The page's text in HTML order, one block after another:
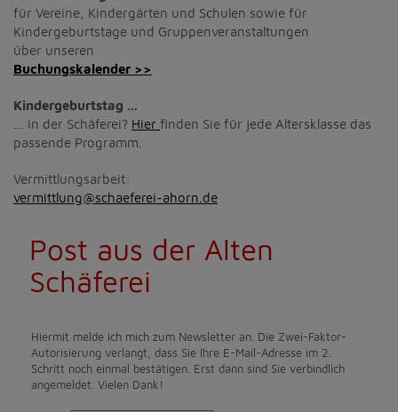
für Vereine, Kindergärten und Schulen sowie für
Kindergeburtstage und Gruppenveranstaltungen
über unseren
Buchungskalender >>
Kindergeburtstag ...
... in der Schäferei? Hier finden Sie für jede Altersklasse das
passende Programm.
Vermittlungsarbeit:
vermittlung@schaeferei-ahorn.de
Post aus der Alten
Schäferei
Hiermit melde ich mich zum Newsletter an. Die Zwei-Faktor-
Autorisierung verlangt, dass Sie Ihre E-Mail-Adresse im 2.
Schritt noch einmal bestätigen. Erst dann sind Sie verbindlich
angemeldet. Vielen Dank!